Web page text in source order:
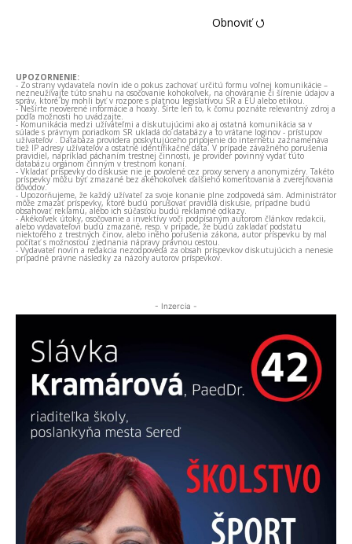
Obnoviť ⭯
UPOZORNENIE:
- Zo strany vydavateľa novín ide o pokus zachovať určitú formu voľnej komunikácie –
nezneužívajte túto snahu na osočovanie kohokoľvek, na ohováranie či šírenie údajov a
správ, ktoré by mohli byť v rozpore s platnou legislatívou SR a EÚ alebo etikou.
- Nešírte neoverené informácie a hoaxy. Šírte len to, k čomu poznáte relevantný zdroj a
podľa možnosti ho uvádzajte.
- Komunikácia medzi užívateľmi a diskutujúcimi ako aj ostatná komunikácia sa v
súlade s právnym poriadkom SR ukladá do databázy a to vrátane loginov - prístupov
užívateľov . Databáza providera poskytujúceho pripojenie do internetu zaznamenáva
tiež IP adresy užívateľov a ostatné identifikačné dáta. V prípade závažného porušenia
pravidiel, napríklad páchaním trestnej činnosti, je provider povinný vydať túto
databázu orgánom činným v trestnom konaní.
- Vkladať príspevky do diskusie nie je povolené cez proxy servery a anonymizéry. Takéto
príspevky môžu byť zmazané bez akéhokoľvek ďalšieho komentovania a zverejňovania
dôvodov.
- Upozorňujeme, že každý užívateľ za svoje konanie plne zodpovedá sám. Administrátor
môže zmazať príspevky, ktoré budú porušovať pravidlá diskusie, prípadne budú
obsahovať reklamu, alebo ich súčasťou budú reklamné odkazy.
- Akékoľvek útoky, osočovanie a invektívy voči podpísaným autorom článkov redakcii,
alebo vydavateľovi budú zmazané, resp. v prípade, že budú zakladať podstatu
niektorého z trestných činov, alebo iného porušenia zákona, autor príspevku by mal
počítať s možnosťou zjednania nápravy právnou cestou.
- Vydavateľ novín a redakcia nezodpovedá za obsah príspevkov diskutujúcich a nenesie
prípadné právne následky za názory autorov príspevkov.
- Inzercia -